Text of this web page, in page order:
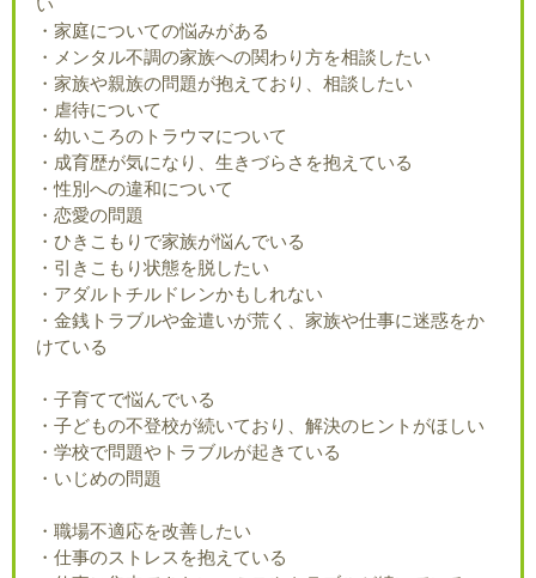
い
・家庭についての悩みがある
・メンタル不調の家族への関わり方を相談したい
・家族や親族の問題が抱えており、相談したい
・虐待について
・幼いころのトラウマについて
・成育歴が気になり、生きづらさを抱えている
・性別への違和について
・恋愛の問題
・ひきこもりで家族が悩んでいる
・引きこもり状態を脱したい
・アダルトチルドレンかもしれない
・金銭トラブルや金遣いが荒く、家族や仕事に迷惑をか
けている
・子育てで悩んでいる
・子どもの不登校が続いており、解決のヒントがほしい
・学校で問題やトラブルが起きている
・いじめの問題
・職場不適応を改善したい
・仕事のストレスを抱えている